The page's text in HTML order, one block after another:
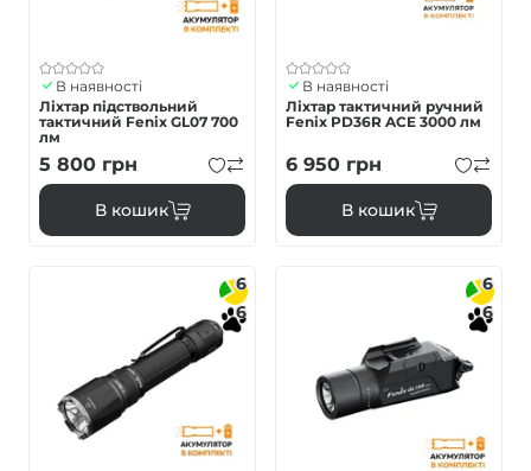
В наявності
Ліхтар підствольний
тактичний Fenix GL07 700
лм
5 800 грн
В кошик
В наявності
Ліхтар тактичний ручний
Fenix PD36R ACE 3000 лм
6 950 грн
В кошик
6
6
6
6